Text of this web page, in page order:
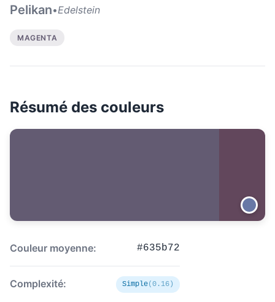
Pelikan•Edelstein
MAGENTA
Résumé des couleurs
Couleur moyenne: #635b72
Complexité: Simple(0.16)